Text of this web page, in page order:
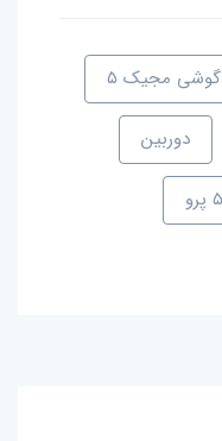
گوشی مجیک ۵
دوربین